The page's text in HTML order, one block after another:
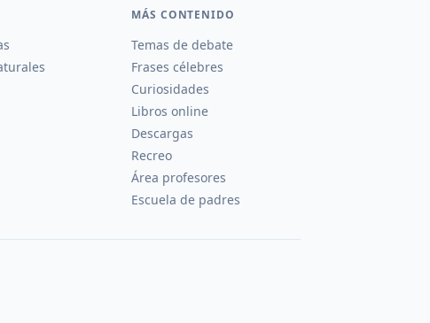
MÁS CONTENIDO
Temas de debate
Frases célebres
Curiosidades
Libros online
Descargas
Recreo
Área profesores
Escuela de padres